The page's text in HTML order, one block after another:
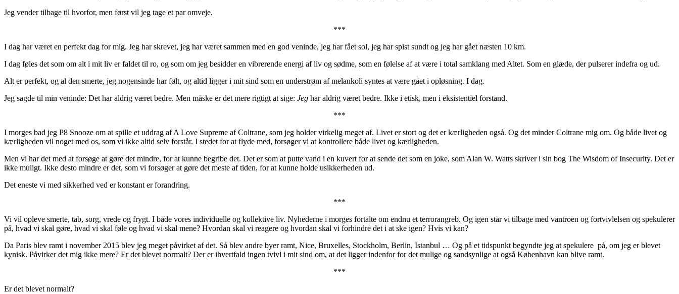
Jeg vender tilbage til hvorfor, men først vil jeg tage et par omveje.
***
I dag har været en perfekt dag for mig. Jeg har skrevet, jeg har været sammen med en god veninde, jeg har fået sol, jeg har spist sundt og jeg har gået næsten 10 km.
I dag føles det som om alt i mit liv er faldet til ro, og som om jeg besidder en vibrerende energi af liv og sødme, som en følelse af at være i total samklang med Altet. Som en glæde, der pulserer indefra og ud.
Alt er perfekt, og al den smerte, jeg nogensinde har følt, og altid ligger i mit sind som en understrøm af melankoli syntes at være gået i opløsning. I dag.
Jeg sagde til min veninde: Det har aldrig været bedre. Men måske er det mere rigtigt at sige: Jeg har aldrig været bedre. Ikke i etisk, men i eksistentiel forstand.
***
I morges bad jeg P8 Snooze om at spille et uddrag af A Love Supreme af Coltrane, som jeg holder virkelig meget af. Livet er stort og det er kærligheden også. Og det minder Coltrane mig om. Og både livet og
kærligheden vil noget med os, som vi ikke altid selv forstår. I stedet for at flyde med, forsøger vi at kontrollere både livet og kærligheden.
Men vi har det med at forsøge at gøre det mindre, for at kunne begribe det. Det er som at putte vand i en kuvert for at sende det som en joke, som Alan W. Watts skriver i sin bog The Wisdom of Insecurity. Det er
ikke muligt. Ikke desto mindre er det, som vi forsøger at gøre det meste af tiden, for at kunne holde usikkerheden ud.
Det eneste vi med sikkerhed ved er konstant er forandring.
***
Vi vil opleve smerte, tab, sorg, vrede og frygt. I både vores individuelle og kollektive liv. Nyhederne i morges fortalte om endnu et terrorangreb. Og igen står vi tilbage med vantroen og fortvivlelsen og spekulerer
på, hvad vi skal gøre, hvad vi skal føle og hvad vi skal mene? Hvordan skal vi reagere og hvordan skal vi forhindre det i at ske igen? Hvis vi kan?
Da Paris blev ramt i november 2015 blev jeg meget påvirket af det. Så blev andre byer ramt, Nice, Bruxelles, Stockholm, Berlin, Istanbul … Og på et tidspunkt begyndte jeg at spekulere på, om jeg er blevet
kynisk. Påvirker det mig ikke mere? Er det blevet normalt? Der er ihvertfald ingen tvivl i mit sind om, at det ligger indenfor for det mulige og sandsynlige at også København kan blive ramt.
***
Er det blevet normalt?